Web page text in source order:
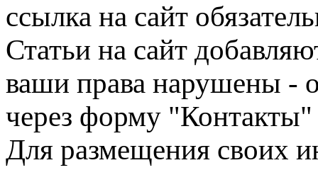
ссылка на сайт
Статьи на сайт
ваши права нарушены -
через форму "Контакты"
Для размещения своих